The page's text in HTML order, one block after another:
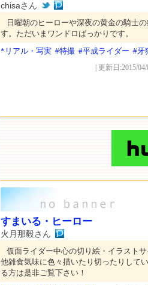
chisaさん
日曜朝のヒーローや深夜の黄金の騎士
す。ただいまワンドロばっかりです。
*リアル・写実 #特撮 #平成ライダー #牙
| 更新日:2015/
すまいる・ヒーロー
火月那毅さん
仮面ライダー中心の切り絵・イラスト
他雑食気味に色々描いたり切ったりして
る方は是非ご覧下さい！